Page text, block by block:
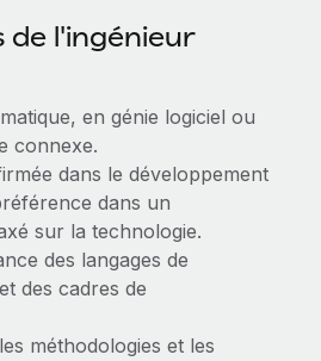
de l'ingénieur
en génie logiciel ou
connexe.
dans le développement
dans un
sur la technologie.
des langages de
des cadres de
méthodologies et les